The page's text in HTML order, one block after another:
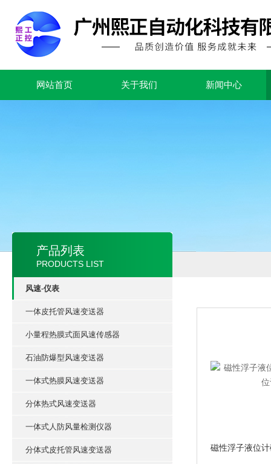
网站首页 关于我们 新闻中心
产品列表
PRODUCTS LIST
风速-仪表
一体皮托管风速变送器
小量程热膜式面风速传感器
石油防爆型风速变送器
一体式热膜风速变送器
分体热式风速变送器
一体式人防风量检测仪器
分体式皮托管风速变送器 磁性浮子液位